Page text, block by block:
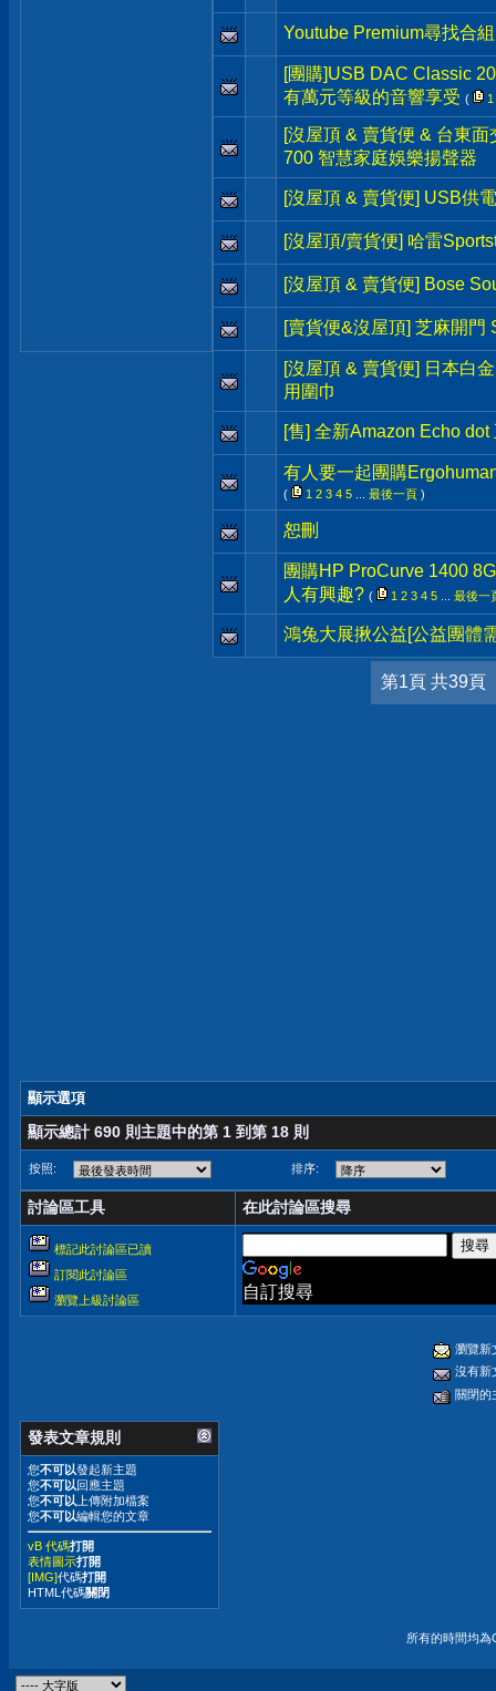
Youtube Premium尋找合組
[團購]USB DAC Classic
有萬元等級的音響享受 ( 1
[沒屋頂 & 賣貨便 & 台東
700 智慧家庭娛樂揚聲器
[沒屋頂 & 賣貨便] USB供
[沒屋頂/賣貨便] 哈雷
[沒屋頂 & 賣貨便] Bose
[賣貨便&沒屋頂] 芝麻開門
[沒屋頂 & 賣貨便] 日本白
用圍巾
[售] 全新Amazon Echo
有人要一起團購
( 1 2 3 4 5 最後一頁 )
恕刪
團購HP ProCurve 1400
人有興趣? ( 1 2 3 4 5 最後一
鴻兔大展揪公益[公益團體
第1頁 共39頁
顯示選項
顯示總計 690 則主題中的第 1 到第 18 則
按照: 排序:
討論區工具 在此討論區搜尋
標記此討論區已讀
訂閱此討論區
瀏覽上級討論區
自訂搜尋
瀏覽新
沒有新
關閉的
發表文章規則
您不可以發起新主題
您不可以回應主題
您不可以 上傳附加檔案
您不可以編輯您的文章
vB 代碼打開
表情圖示打開
[IMG]代碼打開
HTML代碼關閉
所有的時間均為